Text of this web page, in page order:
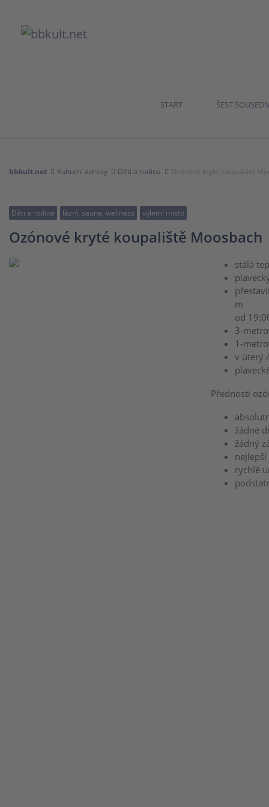
START ŠEST
bbkult.net Kulturní adresy Děti a rodina Ozónové kryté koupaliště
Děti a rodina láznì, sauna, wellness výletní místo
Ozónové kryté koupaliště Moosbach
stálá
m
od
3-
1-
v úterý
Přednosti
žádné
žádný
rychlé